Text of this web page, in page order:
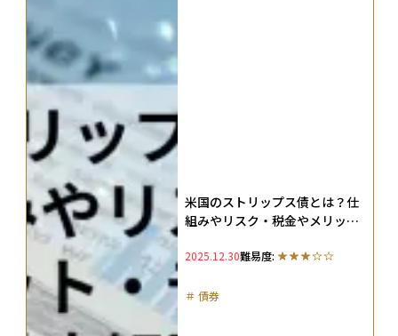
米国のストリップス債とは？仕
組みやリスク・税金やメリッ
2025.12.30難易度:
＃ 債券